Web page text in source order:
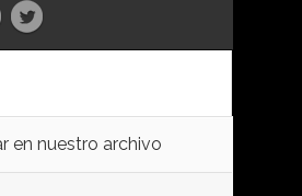
en nuestro archivo